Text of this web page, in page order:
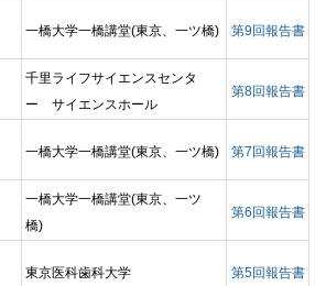
一橋大学一橋講堂(東京、一ツ橋) 第9回報告書
千里ライフサイエンスセンタ
ー サイエンスホール
第8回報告書
一橋大学一橋講堂(東京、一ツ橋) 第7回報告書
一橋大学一橋講堂(東京、一ツ
橋)
第6回報告書
東京医科歯科大学 第5回報告書